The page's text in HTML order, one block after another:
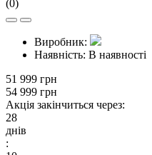
(0)
Виробник:
Наявність: В наявності
51 999 грн
54 999 грн
Акція закінчиться через:
28
днів
: